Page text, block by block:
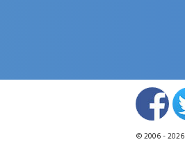
© 2006 - 2026